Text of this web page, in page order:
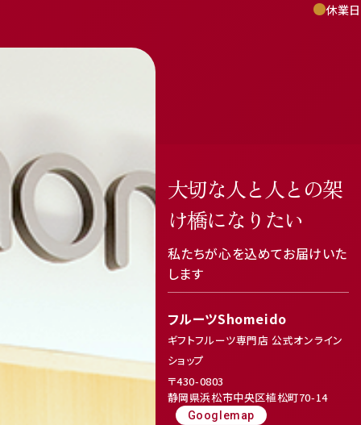
休業日
大切な人と人との架
け橋になりたい
私たちが心を込めてお届けいた
します
フルーツShomeido
ギフトフルーツ専門店 公式オンライン
ショップ
〒430-0803
静岡県浜松市中央区植松町70-14
Googlemap